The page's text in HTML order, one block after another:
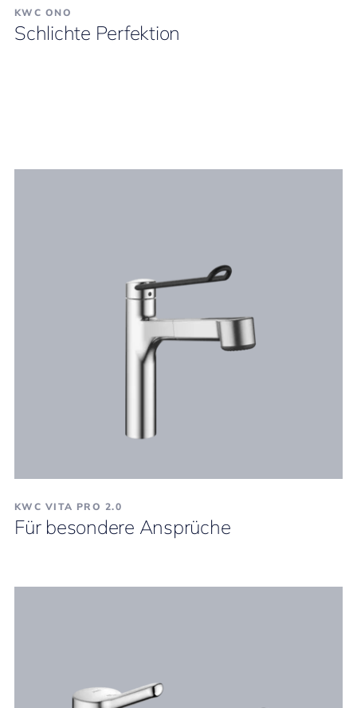
KWC ONO
Schlichte Perfektion
KWC VITA PRO 2.0
Für besondere Ansprüche